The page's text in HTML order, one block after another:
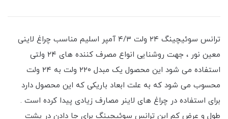
ترانس سوئیچینگ‌ ۲۴ ولت ۴/۳ آمپر اسلیم مناسب چراغ لاینی
معین نور ، جهت روشنایی انواع مصرف کننده های ۲۴ ولتی
استفاده می شود این محصول یک مبدل ۲۲۰ ولت به ۲۴ ولت
محسوب می شود که به علت ابعاد باریکی که این محصول دارد
برای استفاده در چراغ های لاینر مصارف زیادی پیدا کرده است .
طول و عرض کم این ترانس سوئیچینگ برای جا دادن در پشت